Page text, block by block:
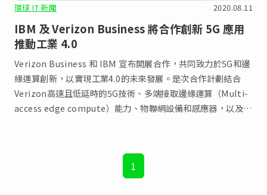
環球 IT 新聞 2020.08.11
IBM 及 Verizon Business 將合作創新 5G 應用
推動工業 4.0
Verizon Business 和 IBM 宣布開展合作，共同致力於5G和邊
緣運算創新，以實現工業4.0的未來發展。是次合作計劃結合
Verizon高速且低延時的5G技術、多端接取邊緣運算（Multi-
access edge compute）能力、物聯網設備和感應器，以及
1